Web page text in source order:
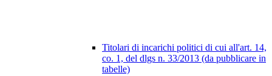
Titolari di incarichi politici di cui all'art. 14,
co. 1, del dlgs n. 33/2013 (da pubblicare in
tabelle)